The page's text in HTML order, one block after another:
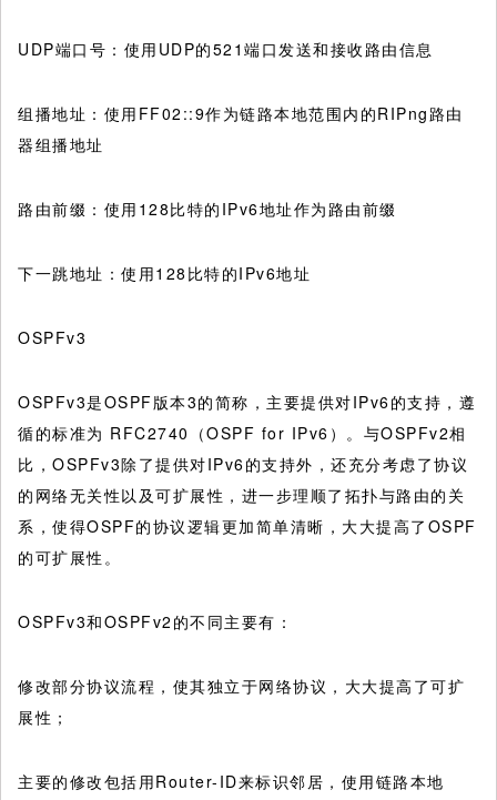
UDP端口号：使用UDP的521端口发送和接收路由信息
组播地址：使用FF02::9作为链路本地范围内的RIPng路由
器组播地址
路由前缀：使用128比特的IPv6地址作为路由前缀
下一跳地址：使用128比特的IPv6地址
OSPFv3
OSPFv3是OSPF版本3的简称，主要提供对IPv6的支持，遵
循的标准为 RFC2740（OSPF for IPv6）。与OSPFv2相
比，OSPFv3除了提供对IPv6的支持外，还充分考虑了协议
的网络无关性以及可扩展性，进一步理顺了拓扑与路由的关
系，使得OSPF的协议逻辑更加简单清晰，大大提高了OSPF
的可扩展性。
OSPFv3和OSPFv2的不同主要有：
修改部分协议流程，使其独立于网络协议，大大提高了可扩
展性；
主要的修改包括用Router-ID来标识邻居，使用链路本地